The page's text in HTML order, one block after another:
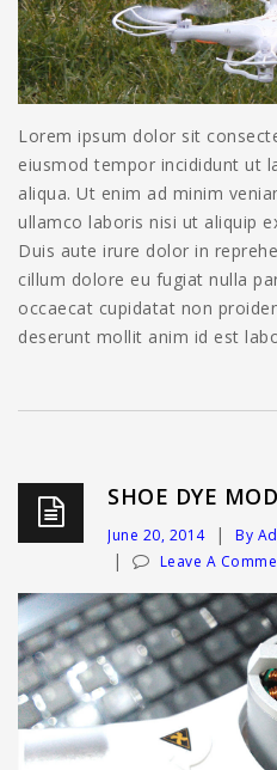
Lorem ipsum dolor sit
eiusmod tempor incididunt ut
aliqua. Ut enim ad minim
ullamco laboris nisi ut aliquip
Duis aute irure dolor in
cillum dolore eu fugiat nulla
occaecat cupidatat non
deserunt mollit anim id est
SHOE DYE
June 20, 2014 By
Leave A